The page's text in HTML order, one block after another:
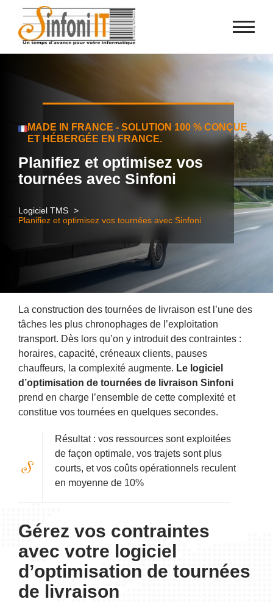
MADE IN FRANCE - SOLUTION 100 % CONÇUE
ET HÉBERGÉE EN FRANCE.
Planifiez et optimisez vos
tournées avec Sinfoni
Logiciel TMS
Planifiez et optimisez vos tournées avec Sinfoni
La construction des tournées de livraison est l’une des
tâches les plus chronophages de l’exploitation
transport. Dès lors qu’on y introduit des contraintes :
horaires, capacité, créneaux clients, pauses
chauffeurs, la complexité augmente. Le logiciel
d’optimisation de tournées de livraison Sinfoni
prend en charge l’ensemble de cette complexité et
constitue vos tournées en quelques secondes.
Résultat : vos ressources sont exploitées
de façon optimale, vos trajets sont plus
courts, et vos coûts opérationnels reculent
en moyenne de 10%
Gérez vos contraintes
avec votre logiciel
d’optimisation de tournées
de livraison
Panneau de gestion des cookies